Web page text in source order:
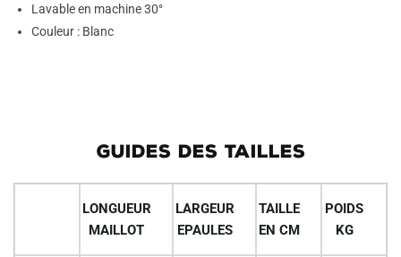
Lavable en machine 30°
Couleur : Blanc
GUIDES DES TAILLES
LONGUEUR
MAILLOT
LARGEUR
EPAULES
TAILLE
EN CM
POIDS
KG